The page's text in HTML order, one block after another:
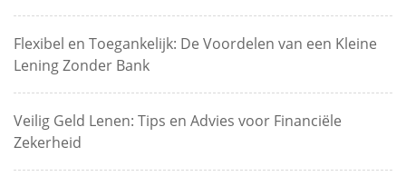
Flexibel en Toegankelijk: De Voordelen van een Kleine
Lening Zonder Bank
Veilig Geld Lenen: Tips en Advies voor Financiële
Zekerheid